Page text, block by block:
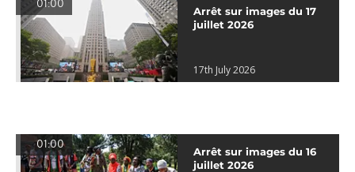
01:00
Arrêt sur images du 17
juillet 2026
17th July 2026
01:00
Arrêt sur images du 16
juillet 2026